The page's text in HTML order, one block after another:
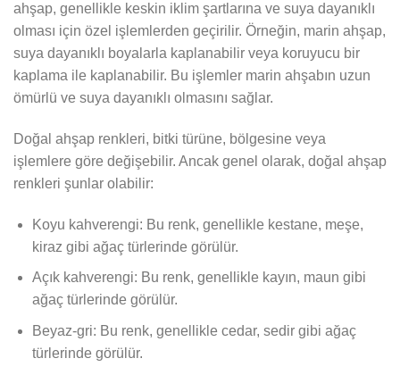
ahşap, genellikle keskin iklim şartlarına ve suya dayanıklı
olması için özel işlemlerden geçirilir. Örneğin, marin ahşap,
suya dayanıklı boyalarla kaplanabilir veya koruyucu bir
kaplama ile kaplanabilir. Bu işlemler marin ahşabın uzun
ömürlü ve suya dayanıklı olmasını sağlar.
Doğal ahşap renkleri, bitki türüne, bölgesine veya
işlemlere göre değişebilir. Ancak genel olarak, doğal ahşap
renkleri şunlar olabilir:
Koyu kahverengi: Bu renk, genellikle kestane, meşe,
kiraz gibi ağaç türlerinde görülür.
Açık kahverengi: Bu renk, genellikle kayın, maun gibi
ağaç türlerinde görülür.
Beyaz-gri: Bu renk, genellikle cedar, sedir gibi ağaç
türlerinde görülür.